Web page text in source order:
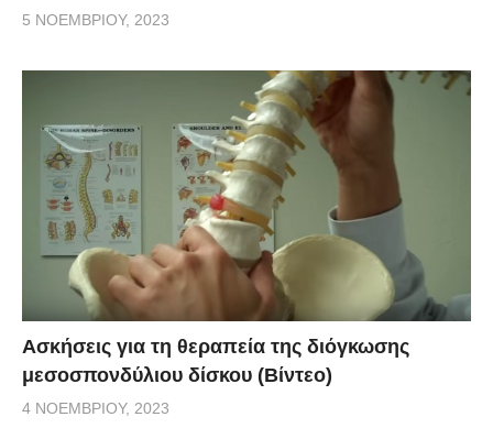
5 ΝΟΕΜΒΡΊΟΥ, 2023
Ασκήσεις για τη θεραπεία της διόγκωσης
μεσοσπονδύλιου δίσκου (Βίντεο)
4 ΝΟΕΜΒΡΊΟΥ, 2023